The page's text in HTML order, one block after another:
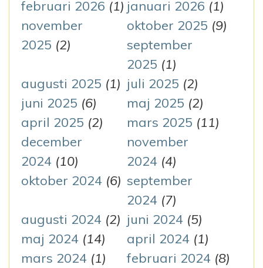
:
februari 2026 (1) januari 2026 (1)
november
2025 (2)
oktober 2025 (9)
september
2025 (1)
augusti 2025 (1) juli 2025 (2)
juni 2025 (6) maj 2025 (2)
april 2025 (2) mars 2025 (11)
december
2024 (10)
november
2024 (4)
oktober 2024 (6) september
2024 (7)
augusti 2024 (2) juni 2024 (5)
maj 2024 (14) april 2024 (1)
mars 2024 (1) februari 2024 (8)